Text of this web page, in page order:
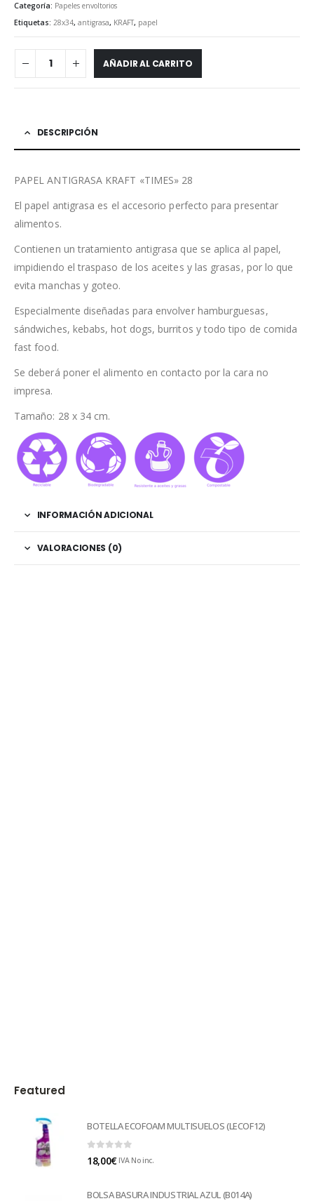
Categoría: Papeles envoltorios
Etiquetas: 28x34, antigrasa, KRAFT, papel
AÑADIR AL CARRITO
DESCRIPCIÓN
PAPEL ANTIGRASA KRAFT «TIMES» 28
El papel antigrasa es el accesorio perfecto para presentar
alimentos.
Contienen un tratamiento antigrasa que se aplica al papel,
impidiendo el traspaso de los aceites y las grasas, por lo que
evita manchas y goteo.
Especialmente diseñadas para envolver hamburguesas,
sándwiches, kebabs, hot dogs, burritos y todo tipo de comida
fast food.
Se deberá poner el alimento en contacto por la cara no
impresa.
Tamaño: 28 x 34 cm.
INFORMACIÓN ADICIONAL
VALORACIONES (0)
Featured
BOTELLA ECOFOAM MULTISUELOS (LECOF12)
0 out of 5
18,00€ IVA No inc.
BOLSA BASURA INDUSTRIAL AZUL (B014A)